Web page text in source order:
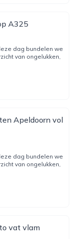
A325
dag bundelen we
van ongelukken,
Apeldoorn vol
dag bundelen we
van ongelukken,
vat vlam